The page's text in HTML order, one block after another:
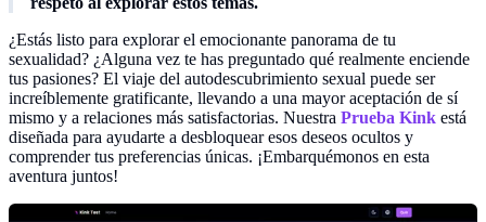
¿Estás listo para explorar el emocionante panorama de tu
sexualidad? ¿Alguna vez te has preguntado qué realmente enciende
tus pasiones? El viaje del autodescubrimiento sexual puede ser
increíblemente gratificante, llevando a una mayor aceptación de sí
mismo y a relaciones más satisfactorias. Nuestra Prueba Kink está
diseñada para ayudarte a desbloquear esos deseos ocultos y
comprender tus preferencias únicas. ¡Embarquémonos en esta
aventura juntos!